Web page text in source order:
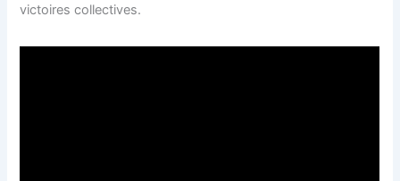
victoires collectives.